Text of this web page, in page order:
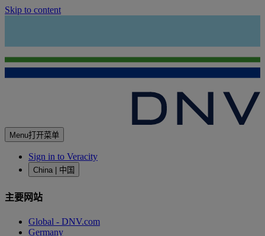
Skip to content
Menu打开菜单
Sign in to Veracity
China | 中国
主要网站
Global - DNV.com
Germany